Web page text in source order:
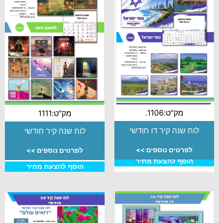
מק"ט:1106.
לוח שנה קיר דו חודשי
לפרטים נוספים >>
הוסף להצעת מחיר
מק"ט:1111
לוח שנה קיר חודשי
לפרטים נוספים >>
הוסף להצעת מחיר